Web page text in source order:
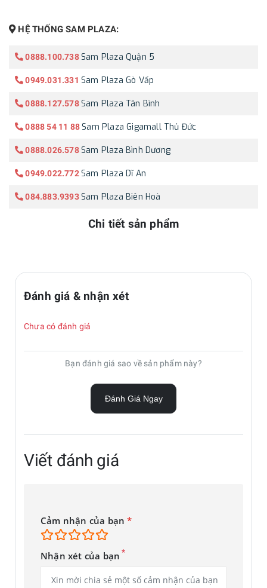
HỆ THỐNG SAM PLAZA:
0888.100.738 Sam Plaza Quận 5
0949.031.331 Sam Plaza Gò Vấp
0888.127.578 Sam Plaza Tân Bình
0888 54 11 88 Sam Plaza Gigamall Thủ Đức
0888.026.578 Sam Plaza Bình Dương
0949.022.772 Sam Plaza Dĩ An
084.883.9393 Sam Plaza Biên Hoà
Chi tiết sản phẩm
Đánh giá & nhận xét
Chưa có đánh giá
Bạn đánh giá sao về sản phẩm này?
Đánh Giá Ngay
Viết đánh giá
Cảm nhận của bạn*
Nhận xét của bạn *